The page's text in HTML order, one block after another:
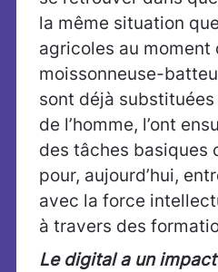
la même situation
agricoles au moment
moissonneuse-
sont déjà
de l’homme, l’ont
des tâches basiques
pour, aujourd’hui,
avec la force
à travers des
Le digital a un